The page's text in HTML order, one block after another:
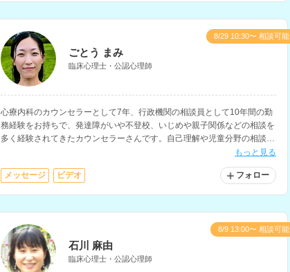
ごとう まみ
臨床心理士・公認心理師
心療内科のカウンセラーとして7年、行政機関の相談員として10年間の勤
務経験をお持ちで、発達障がいや不登校、いじめや親子関係などの相談を
多く経験されてきたカウンセラーさんです。自己理解や児童分野の相談も
もっと見る
メッセージ ビデオ フォロー
8/29 10:30〜 相談可能
石川 麻由
臨床心理士・公認心理師
8/9 13:00〜 相談可能